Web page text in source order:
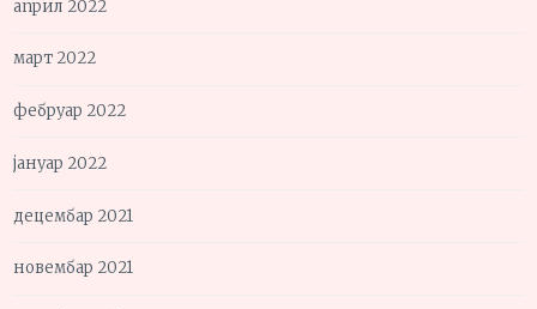
април 2022
март 2022
фебруар 2022
јануар 2022
децембар 2021
новембар 2021